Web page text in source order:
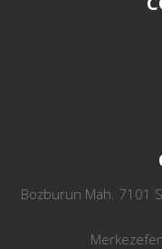
Bozburun Mah. 7101